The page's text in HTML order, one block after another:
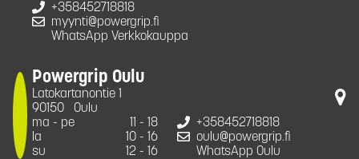
+358452718818
myynti@powergrip.fi
WhatsApp Verkkokauppa
Powergrip Oulu
Latokartanontie 1
90150
Oulu
ma - pe
11 - 18
la
10 - 16
su
12 - 16
+358452718818
oulu@powergrip.fi
WhatsApp Oulu